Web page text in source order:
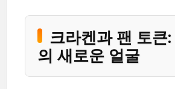
크라켄과 팬 토큰
의 새로운 얼굴